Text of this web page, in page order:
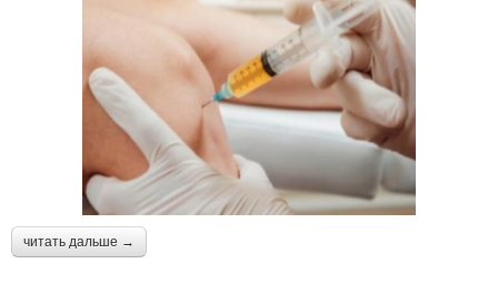
читать дальше →